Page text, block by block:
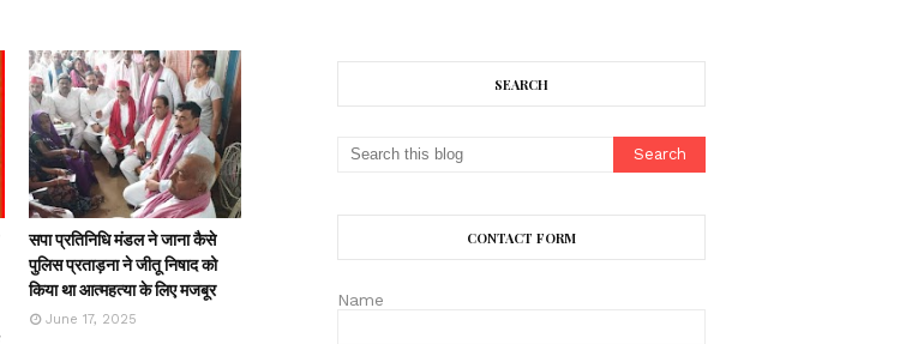
सपा प्रतिनिधि मंडल ने जाना कैसे
पुलिस प्रताड़ना ने जीतू निषाद को
किया था आत्महत्या के लिए मजबूर
June 17, 2025
SEARCH
CONTACT FORM
Name